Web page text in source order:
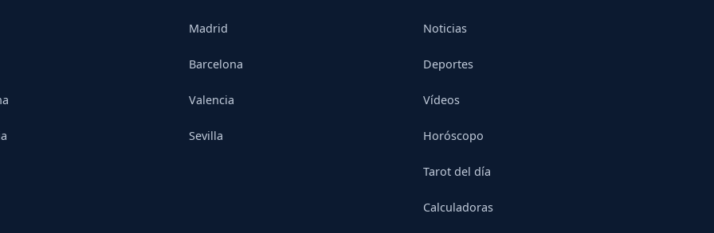
Madrid
Barcelona
Valencia
Sevilla
Noticias
Deportes
Vídeos
Horóscopo
Tarot del día
Calculadoras